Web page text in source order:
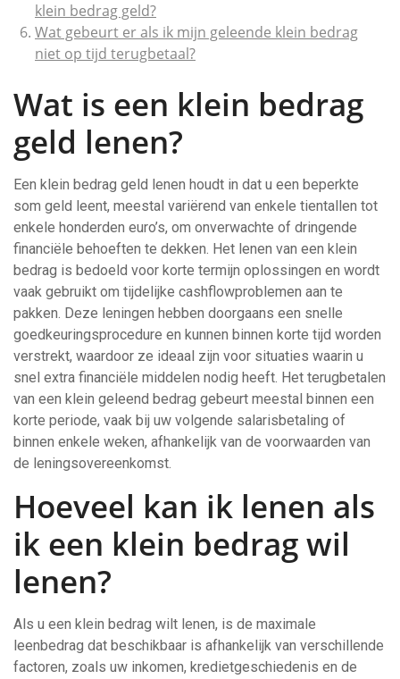
klein bedrag geld?
Wat gebeurt er als ik mijn geleende klein bedrag
niet op tijd terugbetaal?
Wat is een klein bedrag
geld lenen?
Een klein bedrag geld lenen houdt in dat u een beperkte
som geld leent, meestal variërend van enkele tientallen tot
enkele honderden euro’s, om onverwachte of dringende
financiële behoeften te dekken. Het lenen van een klein
bedrag is bedoeld voor korte termijn oplossingen en wordt
vaak gebruikt om tijdelijke cashflowproblemen aan te
pakken. Deze leningen hebben doorgaans een snelle
goedkeuringsprocedure en kunnen binnen korte tijd worden
verstrekt, waardoor ze ideaal zijn voor situaties waarin u
snel extra financiële middelen nodig heeft. Het terugbetalen
van een klein geleend bedrag gebeurt meestal binnen een
korte periode, vaak bij uw volgende salarisbetaling of
binnen enkele weken, afhankelijk van de voorwaarden van
de leningsovereenkomst.
Hoeveel kan ik lenen als
ik een klein bedrag wil
lenen?
Als u een klein bedrag wilt lenen, is de maximale
leenbedrag dat beschikbaar is afhankelijk van verschillende
factoren, zoals uw inkomen, kredietgeschiedenis en de